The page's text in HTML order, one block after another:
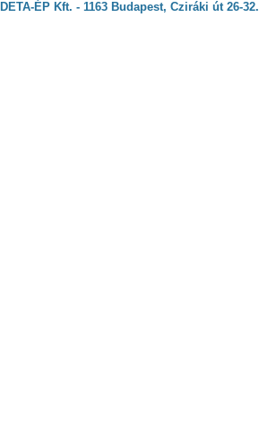
DETA-ÉP Kft. - 1163 Budapest, Cziráki út 26-32.